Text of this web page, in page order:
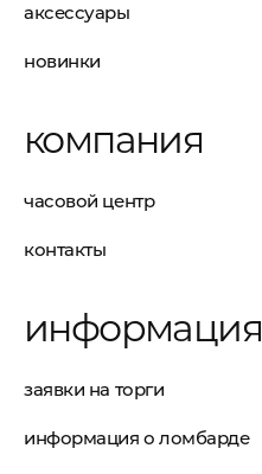
аксессуары
новинки
компания
часовой центр
контакты
информация
заявки на торги
информация о ломбарде